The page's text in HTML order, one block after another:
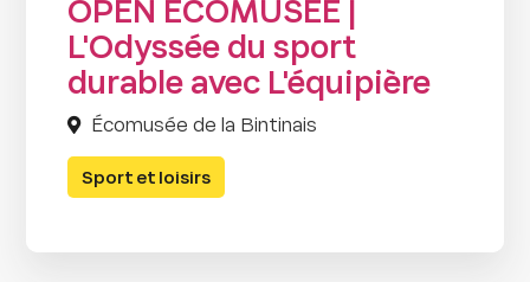
OPEN ÉCOMUSÉE |
L'Odyssée du sport
durable avec L'équipière
Écomusée de la Bintinais
Sport et loisirs